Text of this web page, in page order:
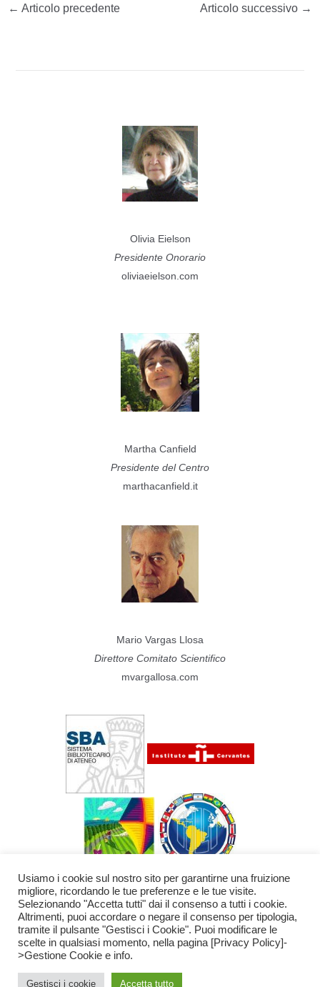
← Articolo precedente Articolo successivo →
Olivia Eielson
Presidente Onorario
oliviaeielson.com
Martha Canfield
Presidente del Centro
marthacanfield.it
Mario Vargas Llosa
Direttore Comitato Scientifico
mvargallosa.com
Copyright © 2026 Centro Studi Jorge Eielson
5355504 Mail: info@centroeielson.com
Usiamo i cookie sul nostro sito per garantirne una fruizione
migliore, ricordando le tue preferenze e le tue visite.
Selezionando "Accetta tutti" dai il consenso a tutti i cookie.
Altrimenti, puoi accordare o negare il consenso per tipologia,
tramite il pulsante "Gestisci i Cookie". Puoi modificare le
scelte in qualsiasi momento, nella pagina [Privacy Policy]-
>Gestione Cookie e info.
Gestisci i cookie Accetta tutto